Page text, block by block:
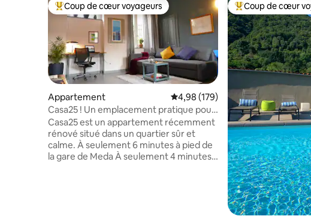
Coups de cœur voyageurs les plus appréciés
Coup de cœur voyageurs
Appartement Évaluation moyenne sur la base
4,98 (179)
Casa25 ! Un emplacement pratique pour
Milan et le lac de Côme
Casa25 est un appartement récemment
rénové situé dans un quartier sûr et
calme. À seulement 6 minutes à pied de
la gare de Meda À seulement 4 minutes à
Coups de cœur
Coup de cœur